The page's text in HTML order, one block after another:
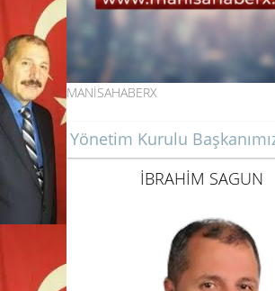
MANİSAHABERX
Yönetim Kurulu
İBRAHİM SAGUN